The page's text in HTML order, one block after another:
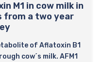
M1 in cow milk in
from a two year
of Aflatoxin B1
cow´s milk. AFM1